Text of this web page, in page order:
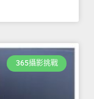
365攝影挑戰